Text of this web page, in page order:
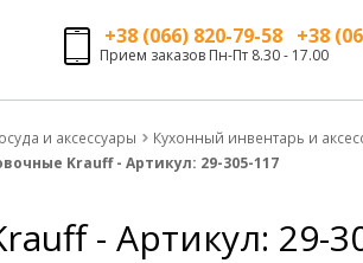
+38 (066) 820-79-58 +38
Прием заказов Пн-Пт 8.30 - 17.00
и аксессуары Кухонный инвентарь и
Krauff - Артикул: 29-305-117
- Артикул: 29-